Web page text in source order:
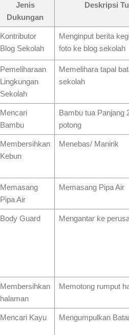
Jenis
Dukungan
Deskripsi
Kontributor
Blog Sekolah
Menginput berita
foto ke blog sekolah
Pemeliharaan
Lingkungan
Sekolah
Memelihara tapal
sekolah
Mencari
Bambu
Bambu tua Panjang
potong
Membersihkan
Kebun
Menebas/ Manirik
Memasang
Pipa Air
Memasang Pipa Air
Body Guard Mengantar ke
Membersihkan
halaman
Memotong rumput
Mencari Kayu Mengumpulkan